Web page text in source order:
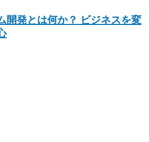
開発とは何か？ ビジネスを変